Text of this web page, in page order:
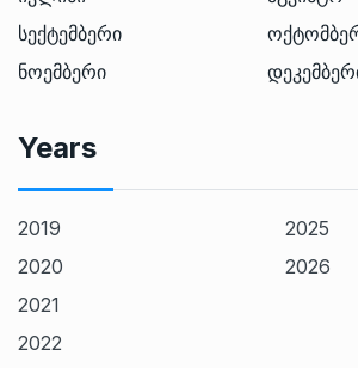
სექტემბერი
ნოემბერი
Years
2019
2020
2021
2022
2025
2026